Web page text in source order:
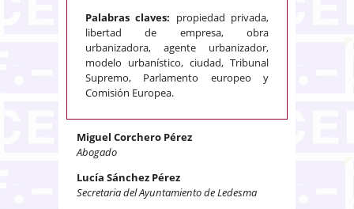
Palabras claves: propiedad privada,
libertad de empresa, obra
urbanizadora, agente urbanizador,
modelo urbanístico, ciudad, Tribunal
Supremo, Parlamento europeo y
Comisión Europea.
Miguel Corchero Pérez
Abogado
Lucía Sánchez Pérez
Secretaria del Ayuntamiento de Ledesma